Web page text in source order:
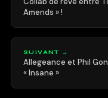
Amends » !
SUIVANT →
Allegeance et Phil
« Insane »